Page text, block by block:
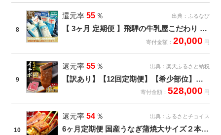
8
還元率 55 ％ 出典： ふるなび
【 3ヶ月 定期便 】飛騨の牛乳屋こだわり 牛乳 3本 飲むヨーグルト 2本 セット 低温殺菌 無添加 牧成舎 飛騨高山
寄付金額：20,000 円
9
還元率 55 ％ 出典： 楽天ふるさと納税
【訳あり】【12回定期便】【希少部位】長崎和牛 イチボ 焼肉用 約1000g（500g×2） 赤身 ＜スーパーウエスト＞
寄付金額：528,000 円
10
還元率 54 ％ 出典： ふるさとチョイス
6ヶ月定期便 国産うなぎ蒲焼大サイズ２本セット